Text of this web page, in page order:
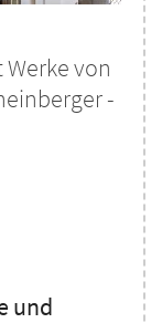
von
-
und